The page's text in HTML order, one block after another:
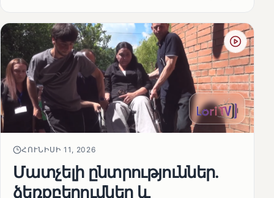
ՀՈՒՆԻՍԻ 11, 2026
Մատչելի ընտրություններ.
ձեռքբերումներ և